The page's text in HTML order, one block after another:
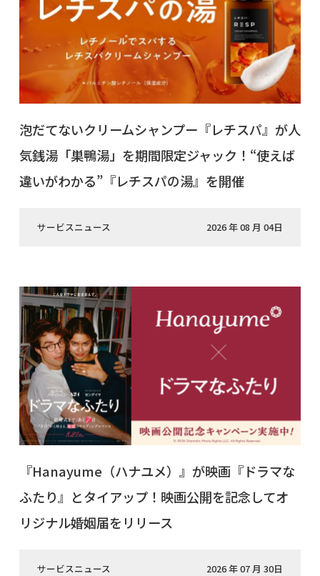
泡だてないクリームシャンプー『レチスパ』が人
気銭湯「巣鴨湯」を期間限定ジャック！“使えば
違いがわかる”『レチスパの湯』を開催
サービスニュース 2026 年 08 月 04日
『Hanayume（ハナユメ）』が映画『ドラマな
ふたり』とタイアップ！映画公開を記念してオ
リジナル婚姻届をリリース
サービスニュース 2026 年 07 月 30日